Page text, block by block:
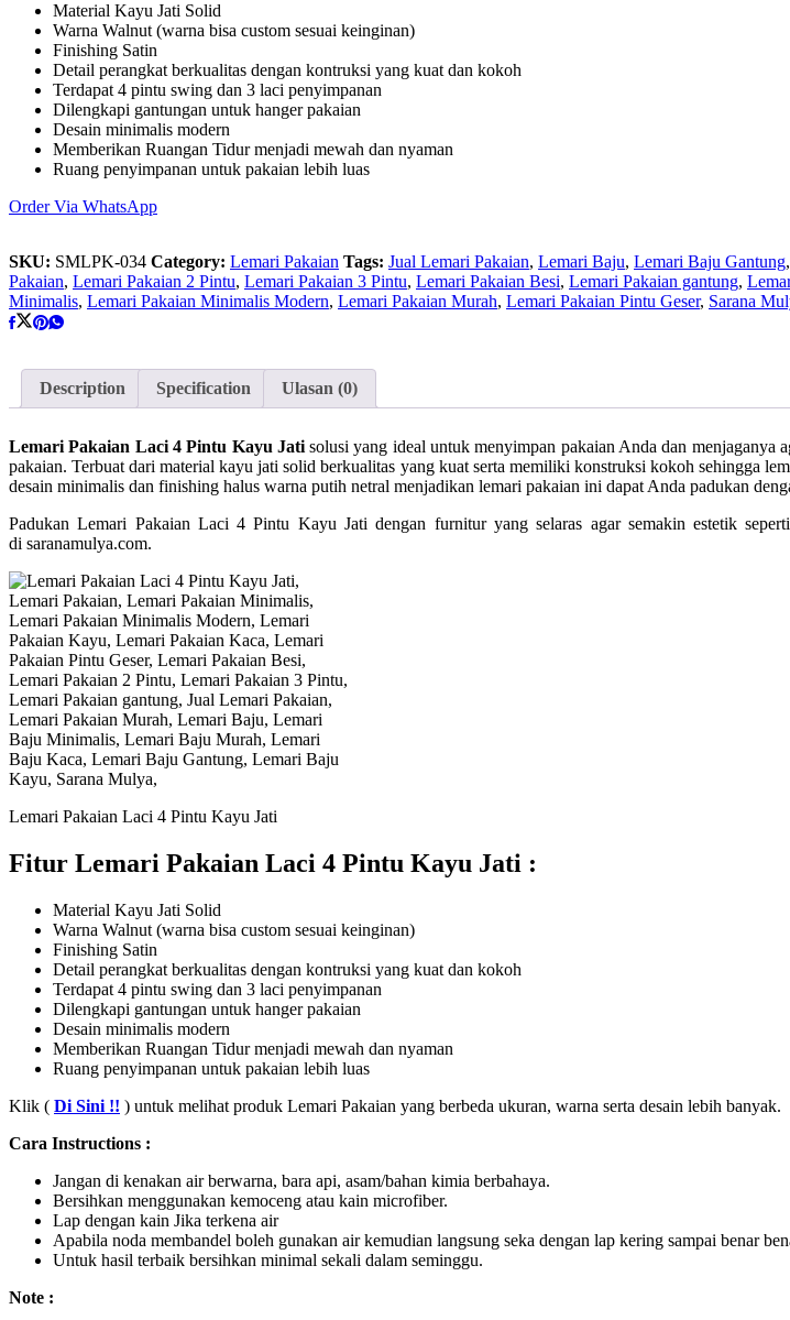
Material Kayu Jati Solid
Warna Walnut (warna bisa custom sesuai keinginan)
Finishing Satin
Detail perangkat berkualitas dengan kontruksi yang kuat dan kokoh
Terdapat 4 pintu swing dan 3 laci penyimpanan
Dilengkapi gantungan untuk hanger pakaian
Desain minimalis modern
Memberikan Ruangan Tidur menjadi mewah dan nyaman
Ruang penyimpanan untuk pakaian lebih luas
Order Via WhatsApp
SKU: SMLPK-034 Category: Lemari Pakaian Tags: Jual Lemari Pakaian, Lemari Baju, Lemari Baju Gantung,
Pakaian, Lemari Pakaian 2 Pintu, Lemari Pakaian 3 Pintu, Lemari Pakaian Besi, Lemari Pakaian gantung,
Minimalis, Lemari Pakaian Minimalis Modern, Lemari Pakaian Murah, Lemari Pakaian Pintu Geser, Sarana
Description Specification Ulasan (0)
Lemari Pakaian Laci 4 Pintu Kayu Jatisolusi yang ideal untuk menyimpan pakaian Anda dan menjaganya
pakaian. Terbuat dari material kayu jati solid berkualitas yang kuat serta memiliki konstruksi kokoh sehingga
desain minimalis dan finishing halus warna putih netral menjadikan lemari pakaian ini dapat Anda padukan
Padukan Lemari Pakaian Laci 4 Pintu Kayu Jati dengan furnitur yang selaras agar semakin estetik seperti
di saranamulya.com.
Lemari Pakaian Laci 4 Pintu Kayu Jati
Fitur Lemari Pakaian Laci 4 Pintu Kayu Jati :
Material Kayu Jati Solid
Warna Walnut (warna bisa custom sesuai keinginan)
Finishing Satin
Detail perangkat berkualitas dengan kontruksi yang kuat dan kokoh
Terdapat 4 pintu swing dan 3 laci penyimpanan
Dilengkapi gantungan untuk hanger pakaian
Desain minimalis modern
Memberikan Ruangan Tidur menjadi mewah dan nyaman
Ruang penyimpanan untuk pakaian lebih luas
Klik ( Di Sini !! ) untuk melihat produk Lemari Pakaian yang berbeda ukuran, warna serta desain lebih banyak.
Cara Instructions :
Jangan di kenakan air berwarna, bara api, asam/bahan kimia berbahaya.
Bersihkan menggunakan kemoceng atau kain microfiber.
Lap dengan kain Jika terkena air
Apabila noda membandel boleh gunakan air kemudian langsung seka dengan lap kering sampai benar
Untuk hasil terbaik bersihkan minimal sekali dalam seminggu.
Note :